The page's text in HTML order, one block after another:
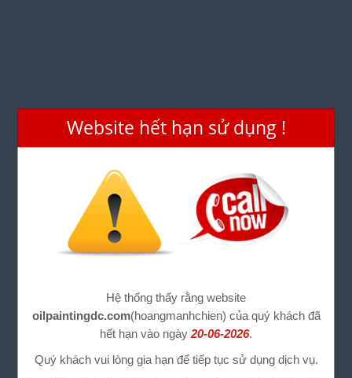
Website hết hạn sử dụng !
Hệ thống thấy rằng website
oilpaintingdc.com(hoangmanhchien) của quý khách đã
hết hạn vào ngày20-06-2026.
Quý khách vui lòng gia hạn để tiếp tục sử dụng dịch vụ.